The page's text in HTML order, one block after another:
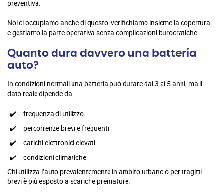
preventiva.
Noi ci occupiamo anche di questo: verifichiamo insieme la copertura
e gestiamo la parte operativa senza complicazioni burocratiche.
Quanto dura davvero una batteria
auto?
In condizioni normali una batteria può durare dai 3 ai 5 anni, ma il
dato reale dipende da:
frequenza di utilizzo
percorrenze brevi e frequenti
carichi elettronici elevati
condizioni climatiche
Chi utilizza l’auto prevalentemente in ambito urbano o per tragitti
brevi è più esposto a scariche premature.